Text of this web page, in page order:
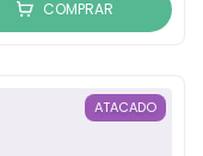
COMPRAR
ATACADO